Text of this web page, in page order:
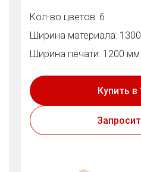
Кол-во цветов: 6
Ширина материала:
Ширина печати: 1200 мм
Купить в